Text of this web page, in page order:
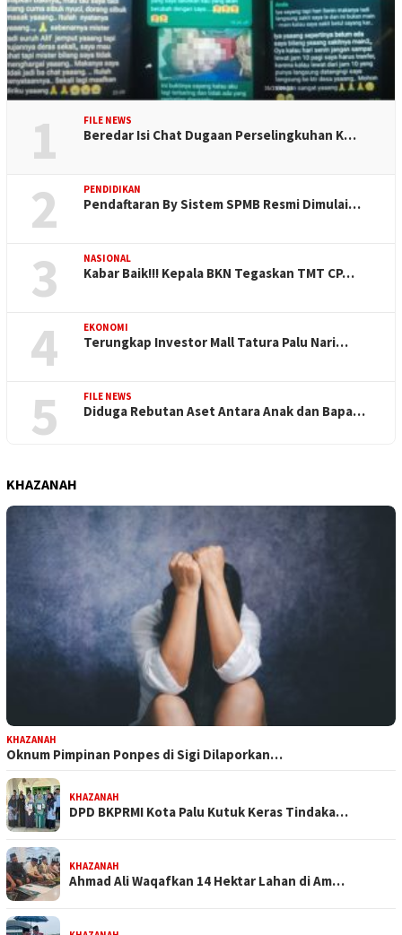
1 FILE NEWS
Beredar Isi Chat Dugaan Perselingkuhan K…
2 PENDIDIKAN
Pendaftaran By Sistem SPMB Resmi Dimulai…
3 NASIONAL
Kabar Baik!!! Kepala BKN Tegaskan TMT CP…
4 EKONOMI
Terungkap Investor Mall Tatura Palu Nari…
5 FILE NEWS
Diduga Rebutan Aset Antara Anak dan Bapa…
KHAZANAH
KHAZANAH
Oknum Pimpinan Ponpes di Sigi Dilaporkan…
KHAZANAH
DPD BKPRMI Kota Palu Kutuk Keras Tindaka…
KHAZANAH
Ahmad Ali Waqafkan 14 Hektar Lahan di Am…